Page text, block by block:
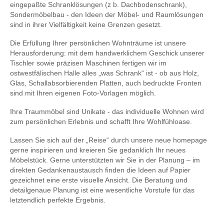
eingepaßte Schranklösungen (z b. Dachbodenschrank),
Sondermöbelbau - den Ideen der Möbel- und Raumlösungen
sind in ihrer Vielfältigkeit keine Grenzen gesetzt.
Die Erfüllung Ihrer persönlichen Wohnträume ist unsere
Herausforderung: mit dem handwerklichem Geschick unserer
Tischler sowie präzisen Maschinen fertigen wir im
ostwestfälischen Halle alles „was Schrank“ ist - ob aus Holz,
Glas, Schallabsorbierenden Platten, auch bedruckte Fronten
sind mit Ihren eigenen Foto-Vorlagen möglich.
Ihre Traummöbel sind Unikate - das individuelle Wohnen wird
zum persönlichen Erlebnis und schafft Ihre Wohlfühloase.
Lassen Sie sich auf der „Reise“ durch unsere neue homepage
gerne inspirieren und kreieren Sie gedanklich Ihr neues
Möbelstück. Gerne unterstützten wir Sie in der Planung – im
direkten Gedankenaustausch finden die Ideen auf Papier
gezeichnet eine erste visuelle Ansicht. Die Beratung und
detailgenaue Planung ist eine wesentliche Vorstufe für das
letztendlich perfekte Ergebnis.